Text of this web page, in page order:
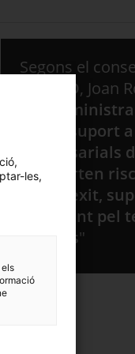
Segons el
ACCIÓ, Joan
de
donar suport
empresarials
comporten
tenen èxit,
endavant pel
del país"
les,